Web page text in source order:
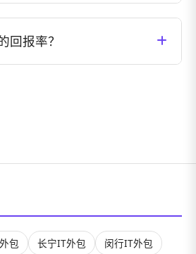
需求。我们提供免费的AI战略
学员在培训中将通过实际案例
并在培训结束后获得为期3个月
回报率？
具，帮助企业建立科学的投资
包 长宁IT外包
闵行IT外包